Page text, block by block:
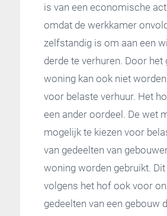
is van een economische
omdat de werkkamer
zelfstandig is om aan een
derde te verhuren. Door het
woning kan ook niet
voor belaste verhuur. Het
een ander oordeel. De wet
mogelijk te kiezen voor
van gedeelten van
woning worden gebruikt.
volgens het hof ook voor
gedeelten van een gebouw